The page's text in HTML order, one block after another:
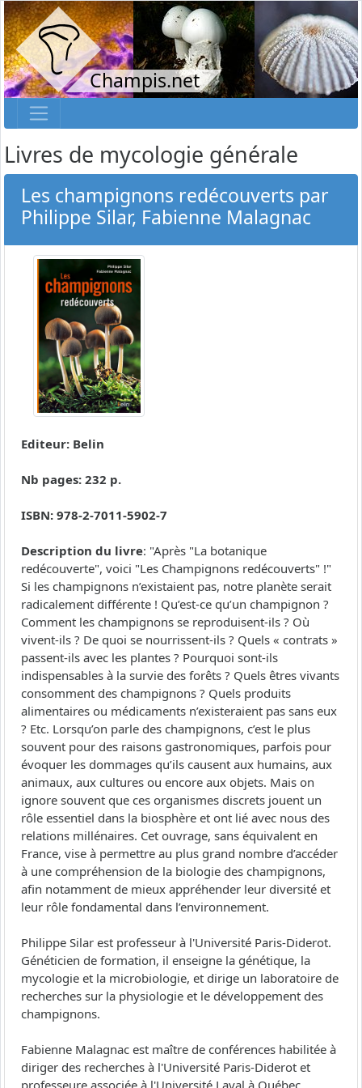
Champis.net
Livres de mycologie générale
Les champignons redécouverts par
Philippe Silar, Fabienne Malagnac
Editeur: Belin
Nb pages: 232 p.
ISBN: 978-2-7011-5902-7
Description du livre: "Après "La botanique
redécouverte", voici "Les Champignons redécouverts" !"
Si les champignons n’existaient pas, notre planète serait
radicalement différente ! Qu’est-ce qu’un champignon ?
Comment les champignons se reproduisent-ils ? Où
vivent-ils ? De quoi se nourrissent-ils ? Quels « contrats »
passent-ils avec les plantes ? Pourquoi sont-ils
indispensables à la survie des forêts ? Quels êtres vivants
consomment des champignons ? Quels produits
alimentaires ou médicaments n’existeraient pas sans eux
? Etc. Lorsqu’on parle des champignons, c’est le plus
souvent pour des raisons gastronomiques, parfois pour
évoquer les dommages qu’ils causent aux humains, aux
animaux, aux cultures ou encore aux objets. Mais on
ignore souvent que ces organismes discrets jouent un
rôle essentiel dans la biosphère et ont lié avec nous des
relations millénaires. Cet ouvrage, sans équivalent en
France, vise à permettre au plus grand nombre d’accéder
à une compréhension de la biologie des champignons,
afin notamment de mieux appréhender leur diversité et
leur rôle fondamental dans l’environnement.
Philippe Silar est professeur à l'Université Paris-Diderot.
Généticien de formation, il enseigne la génétique, la
mycologie et la microbiologie, et dirige un laboratoire de
recherches sur la physiologie et le développement des
champignons.
Fabienne Malagnac est maître de conférences habilitée à
diriger des recherches à l'Université Paris-Diderot et